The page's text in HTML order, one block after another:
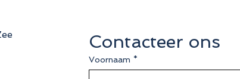
Contacteer ons
Voornaam *